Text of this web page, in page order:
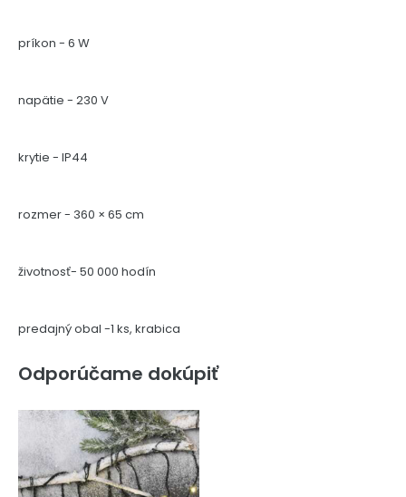
príkon - 6 W
napätie - 230 V
krytie - IP44
rozmer - 360 × 65 cm
životnosť- 50 000 hodín
predajný obal -1 ks, krabica
Odporúčame dokúpiť